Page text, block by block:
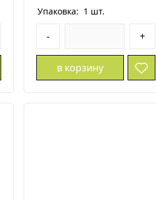
Упаковка: 1 шт.
- +
в корзину